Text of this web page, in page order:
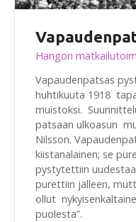
Hangon
Vapaudenpatsas
huhtikuuta 1918
muistoksi.
patsaan ulkoasun
Nilsson.
kiistanalainen; se
pystytettiin
purettiin jälleen,
ollut
puolesta”.